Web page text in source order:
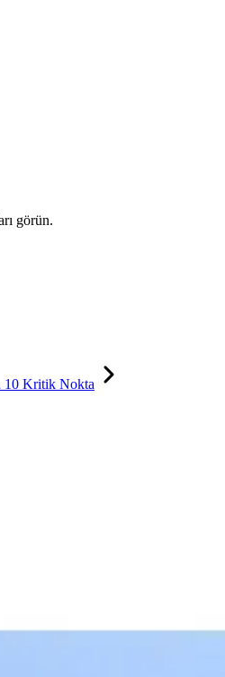
görün.
10 Kritik Nokta